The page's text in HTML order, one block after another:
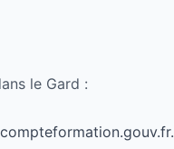
le Gard :